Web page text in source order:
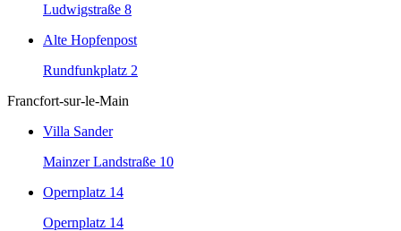
Ludwigstraße 8
Alte Hopfenpost
Rundfunkplatz 2
Francfort-sur-le-Main
Villa Sander
Mainzer Landstraße 10
Opernplatz 14
Opernplatz 14